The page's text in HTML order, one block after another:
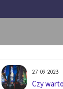
27-09-2023
Czy